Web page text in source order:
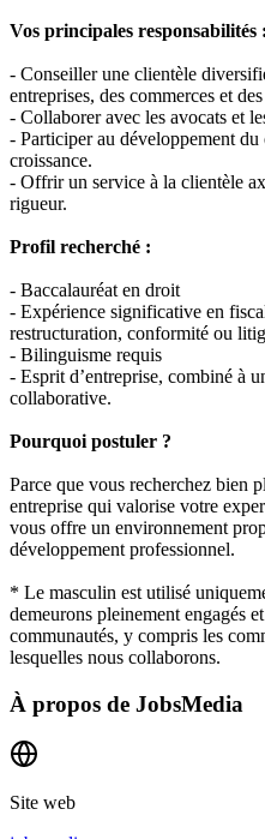
Vos principales responsabilités :
- Conseiller une clientèle
entreprises, des commerces et
- Collaborer avec les avocats et
- Participer au développement du
croissance.
- Offrir un service à la clientèle
rigueur.
Profil recherché :
- Baccalauréat en droit
- Expérience significative en
restructuration, conformité ou
- Bilinguisme requis
- Esprit d’entreprise, combiné à
collaborative.
Pourquoi postuler ?
Parce que vous recherchez
entreprise qui valorise votre
vous offre un environnement
développement professionnel.
* Le masculin est utilisé
demeurons pleinement engagés
communautés, y compris les
lesquelles nous collaborons.
À propos de JobsMedia
Site web